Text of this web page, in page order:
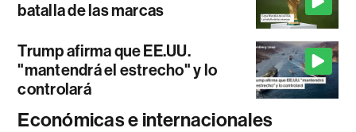
batalla de las marcas
Trump afirma que EE.UU.
"mantendrá el estrecho" y lo
controlará
Económicas e internacionales